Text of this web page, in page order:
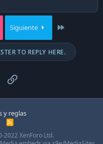
Siguiente
TO REPLY HERE.
Email
y reglas
R
S
2022 XenForo Ltd.